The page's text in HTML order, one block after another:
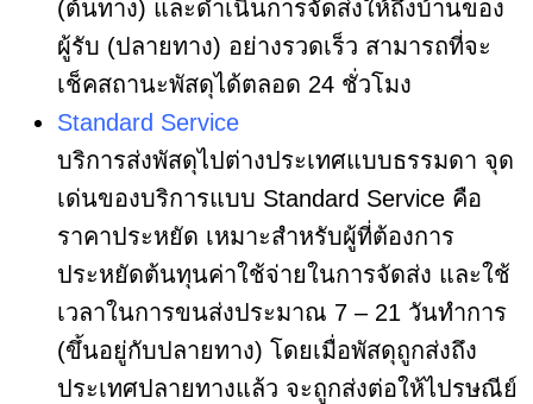
(ต้นทาง) และดำเนินการจัดส่งให้ถึงบ้านของ
ผู้รับ (ปลายทาง) อย่างรวดเร็ว สามารถที่จะ
เช็คสถานะพัสดุได้ตลอด 24 ชั่วโมง
Standard Service
บริการส่งพัสดุไปต่างประเทศแบบธรรมดา จุด
เด่นของบริการแบบ Standard Service คือ
ราคาประหยัด เหมาะสำหรับผู้ที่ต้องการ
ประหยัดต้นทุนค่าใช้จ่ายในการจัดส่ง และใช้
เวลาในการขนส่งประมาณ 7 – 21 วันทำการ
(ขึ้นอยู่กับปลายทาง) โดยเมื่อพัสดุถูกส่งถึง
ประเทศปลายทางแล้ว จะถูกส่งต่อให้ไปรษณีย์